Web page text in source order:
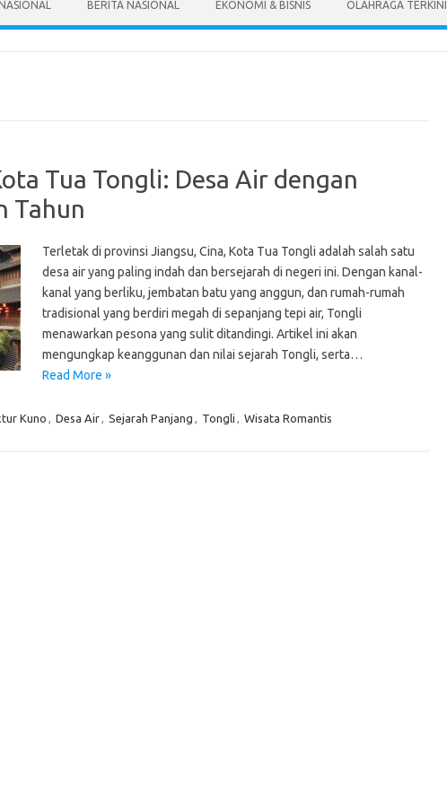
BERITA NASIONAL EKONOMI & BISNIS OLAHRAGA TERKINI
Tua Tongli: Desa Air dengan
Tahun
Terletak di provinsi Jiangsu, Cina, Kota Tua Tongli adalah salah satu
desa air yang paling indah dan bersejarah di negeri ini. Dengan kanal-
kanal yang berliku, jembatan batu yang anggun, dan rumah-rumah
tradisional yang berdiri megah di sepanjang tepi air, Tongli
menawarkan pesona yang sulit ditandingi. Artikel ini akan
mengungkap keanggunan dan nilai sejarah Tongli, serta…
Read More »
Kuno , Desa Air, Sejarah Panjang , Tongli , Wisata Romantis